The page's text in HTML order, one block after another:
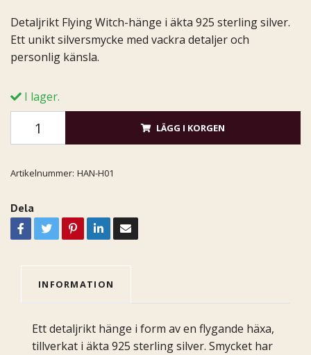
Detaljrikt Flying Witch-hänge i äkta 925 sterling silver.
Ett unikt silversmycke med vackra detaljer och
personlig känsla.
I lager.
LÄGG I KORGEN
Artikelnummer: HAN-H01
Dela
INFORMATION
Ett detaljrikt hänge i form av en flygande häxa,
tillverkat i äkta 925 sterling silver. Smycket har